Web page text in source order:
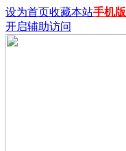
设为首页收藏本站手机版
开启辅助访问